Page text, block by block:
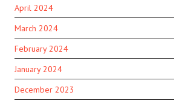
April 2024
March 2024
February 2024
January 2024
December 2023